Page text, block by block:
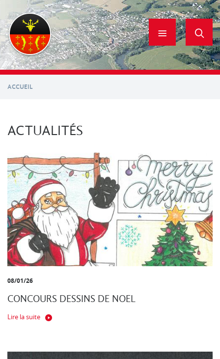
contenu
principal
ACCUEIL
ACTUALITÉS
08/01/26
CONCOURS DESSINS DE NOEL
Lire la suite